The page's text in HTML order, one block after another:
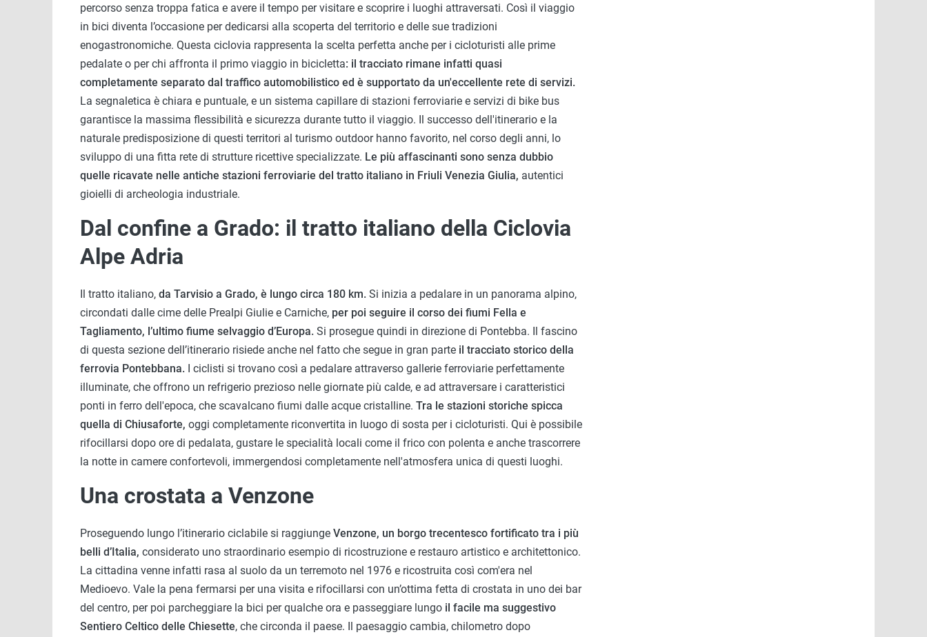
percorso senza troppa fatica e avere il tempo per visitare e scoprire i luoghi attraversati. Così il viaggio
in bici diventa l’occasione per dedicarsi alla scoperta del territorio e delle sue tradizioni
enogastronomiche. Questa ciclovia rappresenta la scelta perfetta anche per i cicloturisti alle prime
pedalate o per chi affronta il primo viaggio in bicicletta: il tracciato rimane infatti quasi
completamente separato dal traffico automobilistico ed è supportato da un'eccellente rete di servizi.
La segnaletica è chiara e puntuale, e un sistema capillare di stazioni ferroviarie e servizi di bike bus
garantisce la massima flessibilità e sicurezza durante tutto il viaggio. Il successo dell'itinerario e la
naturale predisposizione di questi territori al turismo outdoor hanno favorito, nel corso degli anni, lo
sviluppo di una fitta rete di strutture ricettive specializzate. Le più affascinanti sono senza dubbio
quelle ricavate nelle antiche stazioni ferroviarie del tratto italiano in Friuli Venezia Giulia, autentici
gioielli di archeologia industriale.
Dal confine a Grado: il tratto italiano della Ciclovia
Alpe Adria
Il tratto italiano, da Tarvisio a Grado, è lungo circa 180 km. Si inizia a pedalare in un panorama alpino,
circondati dalle cime delle Prealpi Giulie e Carniche, per poi seguire il corso dei fiumi Fella e
Tagliamento, l’ultimo fiume selvaggio d’Europa. Si prosegue quindi in direzione di Pontebba. Il fascino
di questa sezione dell’itinerario risiede anche nel fatto che segue in gran parte il tracciato storico della
ferrovia Pontebbana. I ciclisti si trovano così a pedalare attraverso gallerie ferroviarie perfettamente
illuminate, che offrono un refrigerio prezioso nelle giornate più calde, e ad attraversare i caratteristici
ponti in ferro dell'epoca, che scavalcano fiumi dalle acque cristalline. Tra le stazioni storiche spicca
quella di Chiusaforte, oggi completamente riconvertita in luogo di sosta per i cicloturisti. Qui è possibile
rifocillarsi dopo ore di pedalata, gustare le specialità locali come il frico con polenta e anche trascorrere
la notte in camere confortevoli, immergendosi completamente nell'atmosfera unica di questi luoghi.
Una crostata a Venzone
Proseguendo lungo l’itinerario ciclabile si raggiunge Venzone, un borgo trecentesco fortificato tra i più
belli d’Italia, considerato uno straordinario esempio di ricostruzione e restauro artistico e architettonico.
La cittadina venne infatti rasa al suolo da un terremoto nel 1976 e ricostruita così com'era nel
Medioevo. Vale la pena fermarsi per una visita e rifocillarsi con un’ottima fetta di crostata in uno dei bar
del centro, per poi parcheggiare la bici per qualche ora e passeggiare lungo il facile ma suggestivo
Sentiero Celtico delle Chiesette, che circonda il paese. Il paesaggio cambia, chilometro dopo